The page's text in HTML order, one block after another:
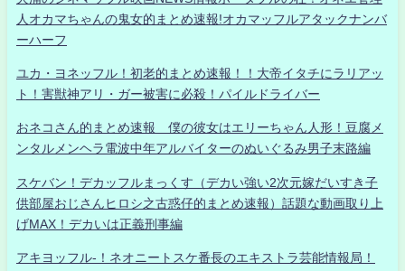
人オカマちゃんの鬼女的まとめ速報!オカマッフルアタックナンバ
ーハーフ
ユカ・ヨネッフル！初老的まとめ速報！！大帝イタチにラリアッ
ト！害獣神アリ・ガー被害に必殺！パイルドライバー
おネコさん的まとめ速報 僕の彼女はエリーちゃん人形！豆腐メ
ンタルメンヘラ電波中年アルバイターのぬいぐるみ男子末路編
スケバン！デカッフルまっくす（デカい強い2次元嫁だいすき子
供部屋おじさんヒロシ之古惑仔的まとめ速報）話題な動画取り上
げMAX！デカいは正義刑事編
アキヨッフル-！ネオニートスケ番長のエキストラ芸能情報局！